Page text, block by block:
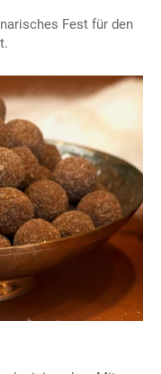
Fest für den